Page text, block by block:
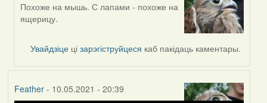
In
reply
Похоже на мышь. С лапами - похоже на
ящерицу.
Увайдзіце цізарэгіструйцеся каб пакідаць каментары.
Feather- 10.05.2021 - 20:39